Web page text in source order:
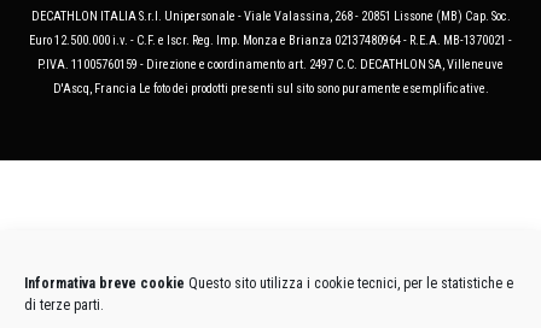
Informativa breve cookie Questo sito utilizza i cookie tecnici, per le statistiche e
di terze parti.
DECATHLON ITALIA S.r.l. Unipersonale - Viale Valassina, 268 - 20851 Lissone (MB) Cap. Soc.
Euro 12.500.000 i.v. - C.F. e Iscr. Reg. Imp. Monza e Brianza 02137480964 - R.E.A. MB-1370021 -
P.IVA. 11005760159 - Direzione e coordinamento art. 2497 C.C. DECATHLON SA, Villeneuve
D'Ascq, Francia Le foto dei prodotti presenti sul sito sono puramente esemplificative.